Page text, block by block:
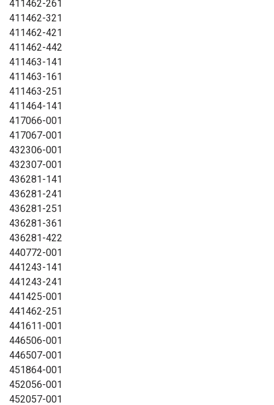
411462-261
411462-321
411462-421
411462-442
411463-141
411463-161
411463-251
411464-141
417066-001
417067-001
432306-001
432307-001
436281-141
436281-241
436281-251
436281-361
436281-422
440772-001
441243-141
441243-241
441425-001
441462-251
441611-001
446506-001
446507-001
451864-001
452056-001
452057-001